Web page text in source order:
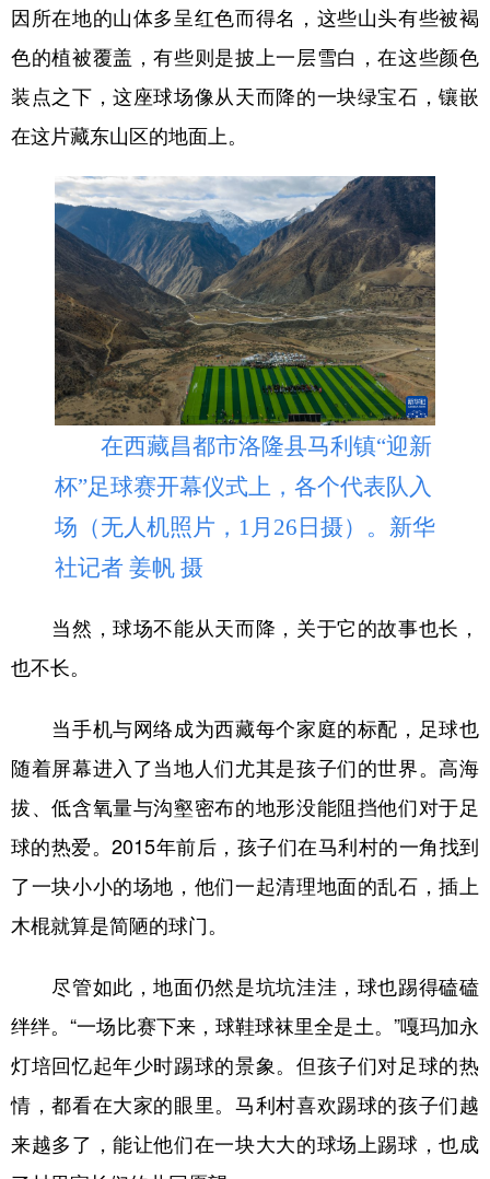
因所在地的山体多呈红色而得名，这些山头有些被褐
色的植被覆盖，有些则是披上一层雪白，在这些颜色
装点之下，这座球场像从天而降的一块绿宝石，镶嵌
在这片藏东山区的地面上。
在西藏昌都市洛隆县马利镇“迎新
杯”足球赛开幕仪式上，各个代表队入
场（无人机照片，1月26日摄）。新华
社记者 姜帆 摄
当然，球场不能从天而降，关于它的故事也长，
也不长。
当手机与网络成为西藏每个家庭的标配，足球也
随着屏幕进入了当地人们尤其是孩子们的世界。高海
拔、低含氧量与沟壑密布的地形没能阻挡他们对于足
球的热爱。2015年前后，孩子们在马利村的一角找到
了一块小小的场地，他们一起清理地面的乱石，插上
木棍就算是简陋的球门。
尽管如此，地面仍然是坑坑洼洼，球也踢得磕磕
绊绊。“一场比赛下来，球鞋球袜里全是土。”嘎玛加永
灯培回忆起年少时踢球的景象。但孩子们对足球的热
情，都看在大家的眼里。马利村喜欢踢球的孩子们越
来越多了，能让他们在一块大大的球场上踢球，也成